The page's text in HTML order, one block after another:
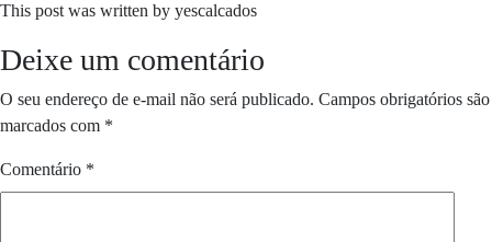
This post was written by yescalcados
Deixe um comentário
O seu endereço de e-mail não será publicado. Campos obrigatórios são
marcados com *
Comentário *